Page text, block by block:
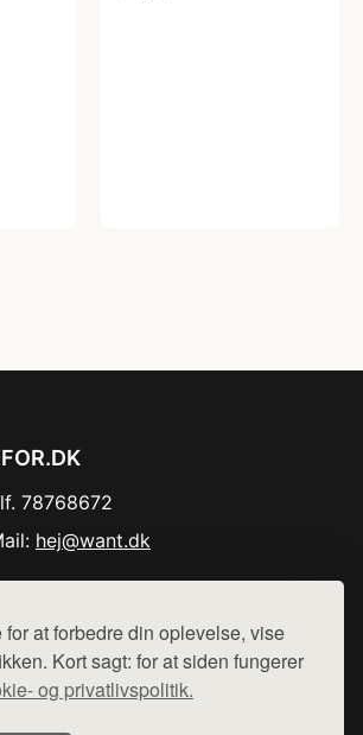
at forbedre din oplevelse, vise
Kort sagt: for at siden fungerer
og privatlivspolitik.
78768672
hej@want.dk
denne side - vi henviser til de shops,